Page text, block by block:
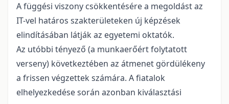
A függési viszony csökkentésére a megoldást az
IT-vel határos szakterületeken új képzések
elindításában látják az egyetemi oktatók.
Az utóbbi tényező (a munkaerőért folytatott
verseny) következtében az átmenet gördülékeny
a frissen végzettek számára. A fiatalok
elhelyezkedése során azonban kiválasztási